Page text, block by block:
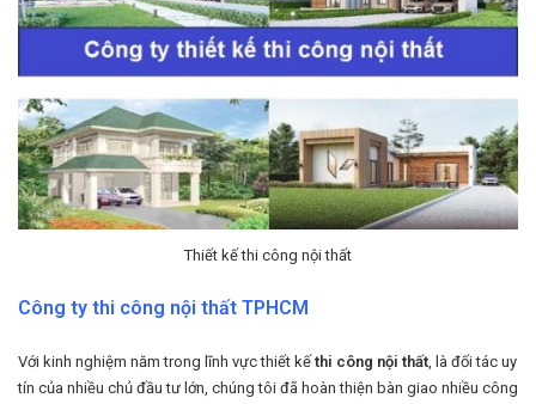
Thiết kế thi công nội thất
Công ty thi công nội thất TPHCM
Với kinh nghiệm năm trong lĩnh vực thiết kế thi công nội thất, là đối tác uy
tín của nhiều chủ đầu tư lớn, chúng tôi đã hoàn thiện bàn giao nhiều công